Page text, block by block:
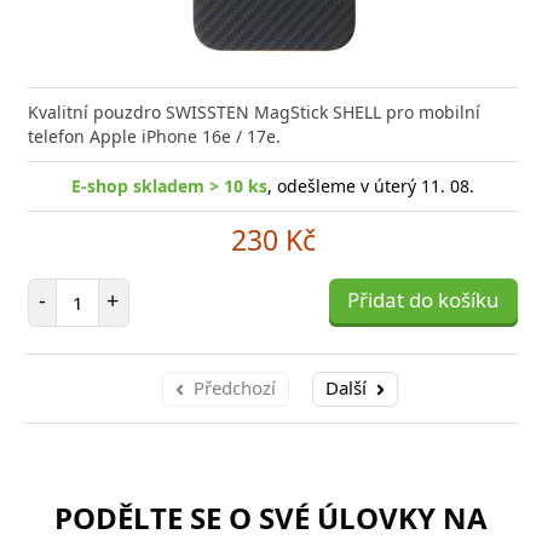
Kvalitní pouzdro SWISSTEN MagStick SHELL pro mobilní
telefon Apple iPhone 16e / 17e.
E-shop skladem > 10 ks, odešleme v úterý 11. 08.
230 Kč
- Počet položek
+ Přidat do košíku
Předchozí Další
PODĚLTE SE O SVÉ ÚLOVKY NA